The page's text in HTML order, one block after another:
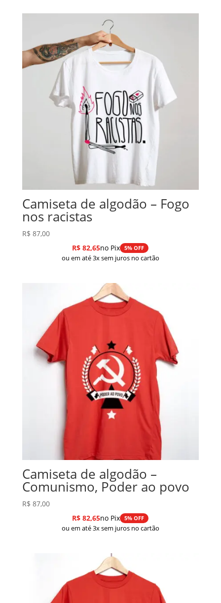
Camiseta de algodão – Fogo
nos racistas
R$ 87,00
R$ 82,65no Pix 5% OFF
ou em até 3x sem juros no cartão
Camiseta de algodão –
Comunismo, Poder ao povo
R$ 87,00
R$ 82,65no Pix 5% OFF
ou em até 3x sem juros no cartão